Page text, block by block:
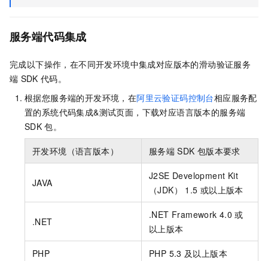
服务端代码集成
完成以下操作，在不同开发环境中集成对应版本的滑动验证服务
端 SDK 代码。
根据您服务端的开发环境，在阿里云验证码控制台相应服务配
置的系统代码集成&测试页面，下载对应语言版本的服务端
SDK 包。
开发环境（语言版本） 服务端 SDK 包版本要求
JAVA
J2SE Development Kit
（JDK） 1.5 或以上版本
.NET
.NET Framework 4.0 或
以上版本
PHP PHP 5.3 及以上版本